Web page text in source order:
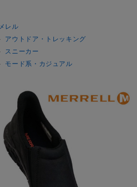
メレル
アウトドア・トレッキング
スニーカー
モード系・カジュアル